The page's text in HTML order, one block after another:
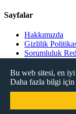
Sayfalar
Hakkımızda
Gizlilik
Sorumluluk
Sosyal Medya
Copyright © 2026
Bu web sitesi, en
Daha fazla bilgi için